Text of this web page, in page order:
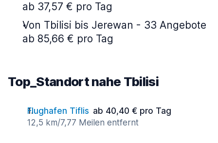
ab 37,57 € pro Tag
Von Tbilisi bis Jerewan - 33 Angebote
ab 85,66 € pro Tag
Top_Standort nahe Tbilisi
Flughafen Tiflis ab 40,40 € pro Tag
12,5 km/7,77 Meilen entfernt